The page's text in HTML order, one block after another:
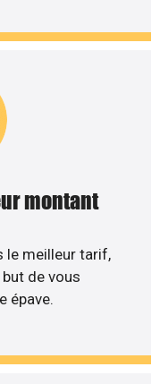
montant
le meilleur tarif,
de vous
épave.